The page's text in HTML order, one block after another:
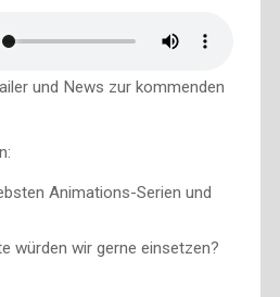
und News zur kommenden
Animations-Serien und
würden wir gerne einsetzen?